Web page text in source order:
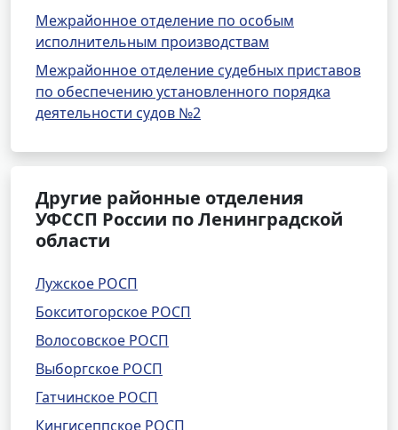
Межрайонное отделение по особым
исполнительным производствам
Межрайонное отделение судебных приставов
по обеспечению установленного порядка
деятельности судов №2
Другие районные отделения
УФССП России по Ленинградской
области
Лужское РОСП
Бокситогорское РОСП
Волосовское РОСП
Выборгское РОСП
Гатчинское РОСП
Кингисеппское РОСП